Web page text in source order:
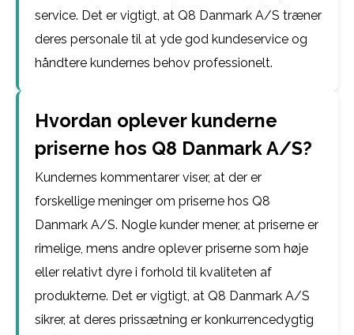
service. Det er vigtigt, at Q8 Danmark A/S træner
deres personale til at yde god kundeservice og
håndtere kundernes behov professionelt.
Hvordan oplever kunderne
priserne hos Q8 Danmark A/S?
Kundernes kommentarer viser, at der er
forskellige meninger om priserne hos Q8
Danmark A/S. Nogle kunder mener, at priserne er
rimelige, mens andre oplever priserne som høje
eller relativt dyre i forhold til kvaliteten af
produkterne. Det er vigtigt, at Q8 Danmark A/S
sikrer, at deres prissætning er konkurrencedygtig